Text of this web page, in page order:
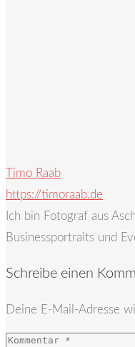
Timo Raab
https://timoraab.de
Ich bin Fotograf aus
Businessportraits und
Schreibe einen
Deine E-Mail-Adresse